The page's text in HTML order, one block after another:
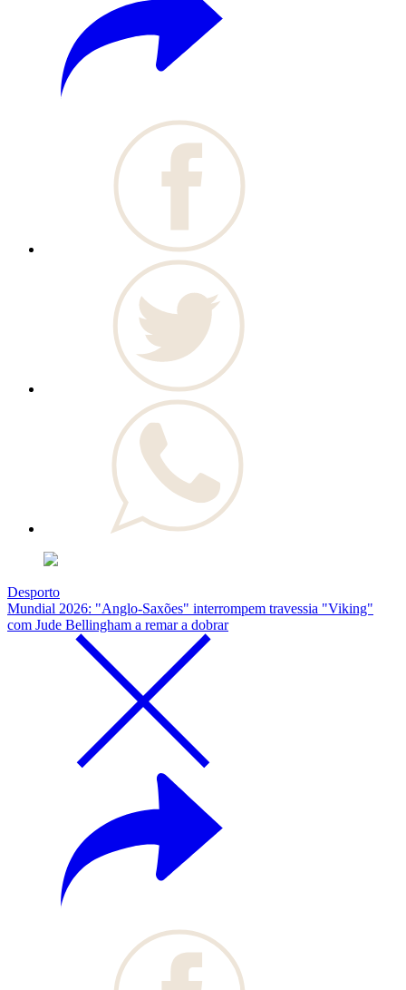
Desporto
Mundial 2026: "Anglo-Saxões" interrompem travessia "Viking"
com Jude Bellingham a remar a dobrar